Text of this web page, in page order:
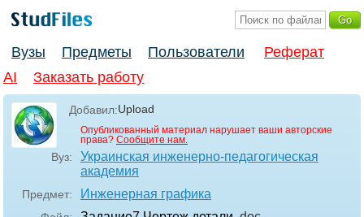
Вузы Предметы Пользователи
Реферат
AI
Заказать работу
Добавил:Upload
Опубликованный материал нарушает ваши авторские
права? Сообщите нам.
Вуз:
Украинская инженерно-педагогическая
академия
Предмет: Инженерная графика